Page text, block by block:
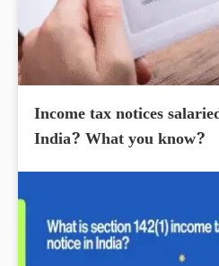
Income tax notices
India? What you know?